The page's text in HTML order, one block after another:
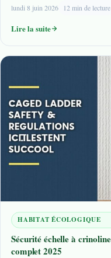
lundi 8 juin 2026 12 min de lecture
Lire la suite
HABITAT ÉCOLOGIQUE
Sécurité échelle à
complet 2025